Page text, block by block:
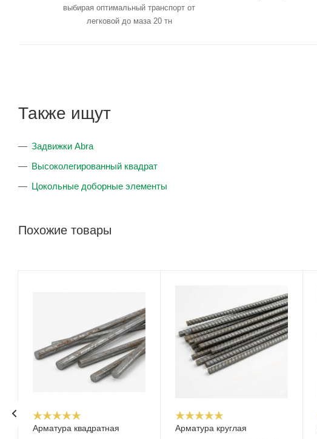
выбирая оптимальный транспорт от
легковой до маза 20 тн
Также ищут
Задвижки Abra
Высоколегированный квадрат
Цокольные доборные элементы
Похожие товары
Арматура квадратная
Арматура круглая